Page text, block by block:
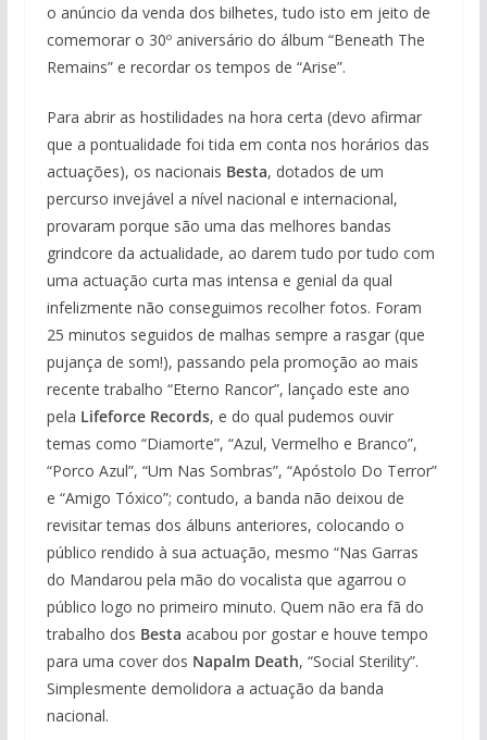
o anúncio da venda dos bilhetes, tudo isto em jeito de
comemorar o 30º aniversário do álbum “Beneath The
Remains” e recordar os tempos de “Arise”.
Para abrir as hostilidades na hora certa (devo afirmar
que a pontualidade foi tida em conta nos horários das
actuações), os nacionais Besta, dotados de um
percurso invejável a nível nacional e internacional,
provaram porque são uma das melhores bandas
grindcore da actualidade, ao darem tudo por tudo com
uma actuação curta mas intensa e genial da qual
infelizmente não conseguimos recolher fotos. Foram
25 minutos seguidos de malhas sempre a rasgar (que
pujança de som!), passando pela promoção ao mais
recente trabalho “Eterno Rancor”, lançado este ano
pela Lifeforce Records, e do qual pudemos ouvir
temas como “Diamorte”, “Azul, Vermelho e Branco”,
“Porco Azul”, “Um Nas Sombras”, “Apóstolo Do Terror”
e “Amigo Tóxico”; contudo, a banda não deixou de
revisitar temas dos álbuns anteriores, colocando o
público rendido à sua actuação, mesmo “Nas Garras
do Mandarou pela mão do vocalista que agarrou o
público logo no primeiro minuto. Quem não era fã do
trabalho dos Besta acabou por gostar e houve tempo
para uma cover dos Napalm Death, “Social Sterility”.
Simplesmente demolidora a actuação da banda
nacional.